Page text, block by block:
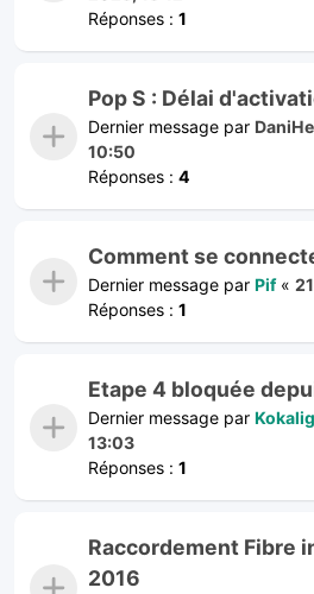
Réponses : 1
Pop S : Délai
Dernier message par
10:50
Réponses : 4
Comment se
Dernier message par Pif«
Réponses : 1
Etape 4 bloquée
Dernier message par
13:03
Réponses : 1
Raccordement Fibre
2016